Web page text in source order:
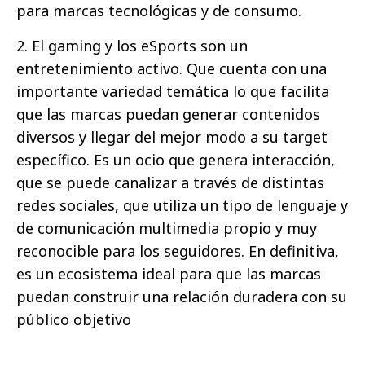
para marcas tecnológicas y de consumo.
2. El gaming y los eSports son un
entretenimiento activo. Que cuenta con una
importante variedad temática lo que facilita
que las marcas puedan generar contenidos
diversos y llegar del mejor modo a su target
específico. Es un ocio que genera interacción,
que se puede canalizar a través de distintas
redes sociales, que utiliza un tipo de lenguaje y
de comunicación multimedia propio y muy
reconocible para los seguidores. En definitiva,
es un ecosistema ideal para que las marcas
puedan construir una relación duradera con su
público objetivo